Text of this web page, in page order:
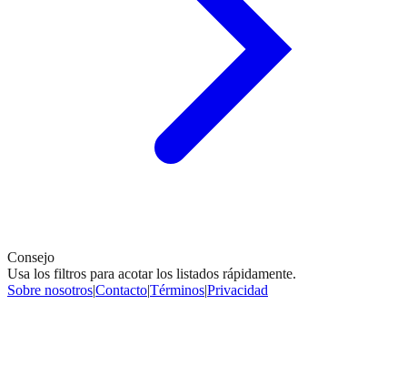
Consejo
Usa los filtros para acotar los listados rápidamente.
Sobre nosotros|Contacto|Términos|Privacidad